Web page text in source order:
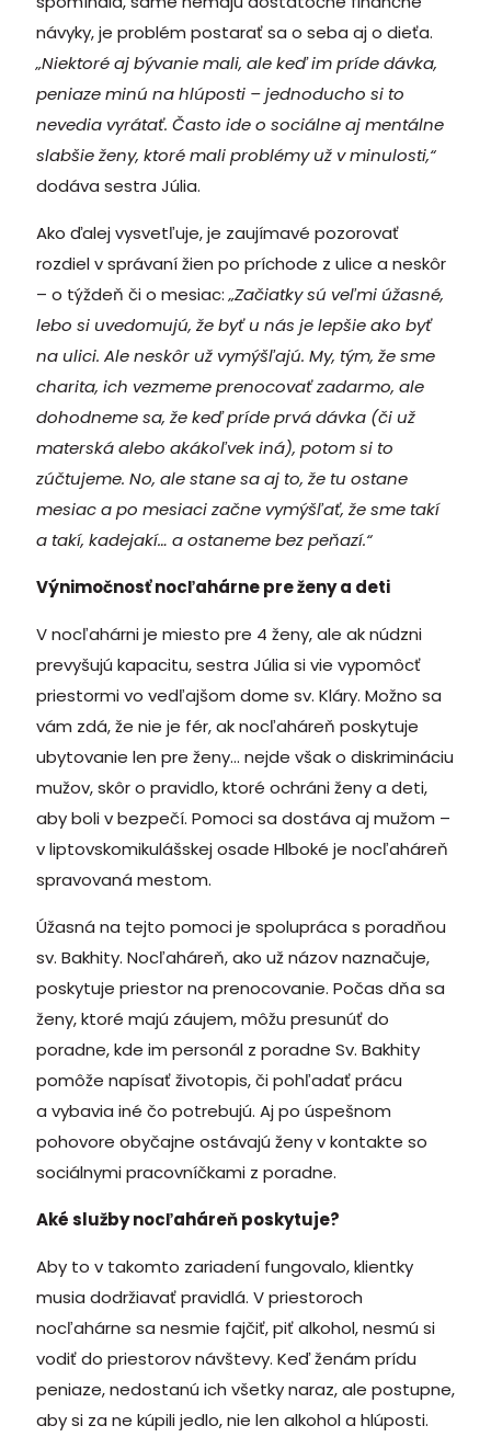
návyky, je problém postarať sa o seba aj o dieťa.
„Niektoré aj bývanie mali, ale keď im príde dávka,
peniaze minú na hlúposti – jednoducho si to
nevedia vyrátať. Často ide o sociálne aj mentálne
slabšie ženy, ktoré mali problémy už v minulosti,“
dodáva sestra Júlia.
Ako ďalej vysvetľuje, je zaujímavé pozorovať
rozdiel v správaní žien po príchode z ulice a neskôr
– o týždeň či o mesiac:„Začiatky sú veľmi úžasné,
lebo si uvedomujú, že byť u nás je lepšie ako byť
na ulici. Ale neskôr už vymýšľajú. My, tým, že sme
charita, ich vezmeme prenocovať zadarmo, ale
dohodneme sa, že keď príde prvá dávka (či už
materská alebo akákoľvek iná), potom si to
zúčtujeme. No, ale stane sa aj to, že tu ostane
mesiac a po mesiaci začne vymýšľať, že sme takí
a takí, kadejakí… a ostaneme bez peňazí.“
Výnimočnosť nocľahárne pre ženy a deti
V nocľahárni je miesto pre 4 ženy, ale ak núdzni
prevyšujú kapacitu, sestra Júlia si vie vypomôcť
priestormi vo vedľajšom dome sv. Kláry. Možno sa
vám zdá, že nie je fér, ak nocľaháreň poskytuje
ubytovanie len pre ženy… nejde však o diskrimináciu
mužov, skôr o pravidlo, ktoré ochráni ženy a deti,
aby boli v bezpečí. Pomoci sa dostáva aj mužom –
v liptovskomikulášskej osade Hlboké je nocľaháreň
spravovaná mestom.
Úžasná na tejto pomoci je spolupráca s poradňou
sv. Bakhity. Nocľaháreň, ako už názov naznačuje,
poskytuje priestor na prenocovanie. Počas dňa sa
ženy, ktoré majú záujem, môžu presunúť do
poradne, kde im personál z poradne Sv. Bakhity
pomôže napísať životopis, či pohľadať prácu
a vybavia iné čo potrebujú. Aj po úspešnom
pohovore obyčajne ostávajú ženy v kontakte so
sociálnymi pracovníčkami z poradne.
Aké služby nocľaháreň poskytuje?
Aby to v takomto zariadení fungovalo, klientky
musia dodržiavať pravidlá. V priestoroch
nocľahárne sa nesmie fajčiť, piť alkohol, nesmú si
vodiť do priestorov návštevy. Keď ženám prídu
peniaze, nedostanú ich všetky naraz, ale postupne,
aby si za ne kúpili jedlo, nie len alkohol a hlúposti.